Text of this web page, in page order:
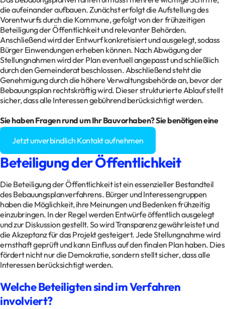
die aufeinander aufbauen. Zunächst erfolgt die Aufstellung des
Vorentwurfs durch die Kommune, gefolgt von der frühzeitigen
Beteiligung der Öffentlichkeit und relevanter Behörden.
Anschließend wird der Entwurf konkretisiert und ausgelegt, sodass
Bürger Einwendungen erheben können. Nach Abwägung der
Stellungnahmen wird der Plan eventuell angepasst und schließlich
durch den Gemeinderat beschlossen. Abschließend steht die
Genehmigung durch die höhere Verwaltungsbehörde an, bevor der
Bebauungsplan rechtskräftig wird. Dieser strukturierte Ablauf stellt
sicher, dass alle Interessen gebührend berücksichtigt werden.
Sie haben Fragen rund um IhrBauvorhaben? Sie benötigen eine
Baugenehmigung?
Jetzt unverbindlich Kontakt aufnehmen
Beteiligung der Öffentlichkeit
Die Beteiligung der Öffentlichkeit ist ein essenzieller Bestandteil
des Bebauungsplanverfahrens. Bürger und Interessengruppen
haben die Möglichkeit, ihre Meinungen und Bedenken frühzeitig
einzubringen. In der Regel werden Entwürfe öffentlich ausgelegt
und zur Diskussion gestellt. So wird Transparenz gewährleistet und
die Akzeptanz für das Projekt gesteigert. Jede Stellungnahme wird
ernsthaft geprüft und kann Einfluss auf den finalen Plan haben. Dies
fördert nicht nur die Demokratie, sondern stellt sicher, dass alle
Interessen berücksichtigt werden.
Welche Beteiligten sind im Verfahren
involviert?